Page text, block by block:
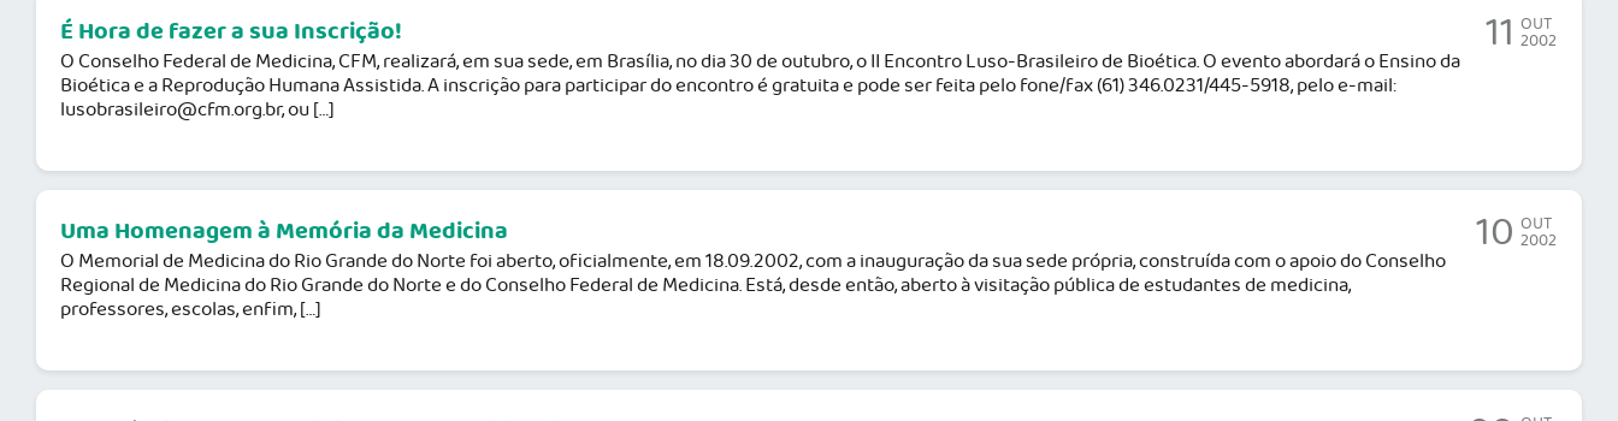
É Hora de fazer a sua Inscrição!
O Conselho Federal de Medicina, CFM, realizará, em sua sede, em Brasília, no dia 30 de outubro, o II Encontro Luso-Brasileiro de Bioética. O evento abordará o Ensino da
Bioética e a Reprodução Humana Assistida. A inscrição para participar do encontro é gratuita e pode ser feita pelo fone/fax (61) 346.0231/445-5918, pelo e-mail:
lusobrasileiro@cfm.org.br, ou […]
11 OUT
2002
Uma Homenagem à Memória da Medicina
O Memorial de Medicina do Rio Grande do Norte foi aberto, oficialmente, em 18.09.2002, com a inauguração da sua sede própria, construída com o apoio do Conselho
Regional de Medicina do Rio Grande do Norte e do Conselho Federal de Medicina. Está, desde então, aberto à visitação pública de estudantes de medicina,
professores, escolas, enfim, […]
10 OUT
2002